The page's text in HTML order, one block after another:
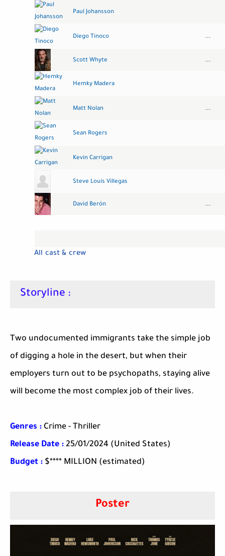
Paul Johansson
Diego Tinoco ...
Scott Whyte ...
Hemky Madera
Matt Nolan ...
Sean Rogers
Kevin Carrigan
Steve Louis Villegas
David Berón ...
All cast & crew
Storyline :
Two undocumented immigrants take the simple job
of digging a hole in the desert, but when their
employers turn out to be psychopaths, staying alive
will become the most complex job of their lives.
Genres : Crime - Thriller
Release Date : 25/01/2024 (United States)
Budget : $**** MILLION (estimated)
Poster